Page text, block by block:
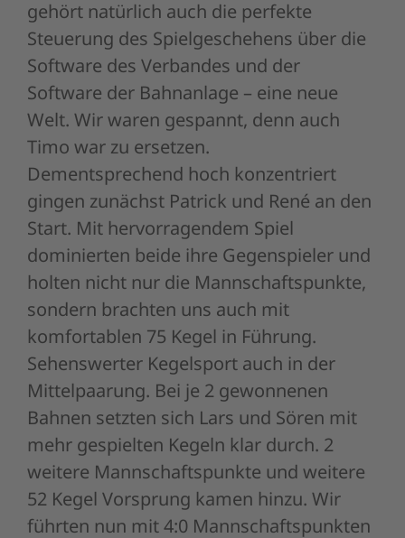
gehört natürlich auch die perfekte
Steuerung des Spielgeschehens über die
Software des Verbandes und der
Software der Bahnanlage – eine neue
Welt. Wir waren gespannt, denn auch
Timo war zu ersetzen.
Dementsprechend hoch konzentriert
gingen zunächst Patrick und René an den
Start. Mit hervorragendem Spiel
dominierten beide ihre Gegenspieler und
holten nicht nur die Mannschaftspunkte,
sondern brachten uns auch mit
komfortablen 75 Kegel in Führung.
Sehenswerter Kegelsport auch in der
Mittelpaarung. Bei je 2 gewonnenen
Bahnen setzten sich Lars und Sören mit
mehr gespielten Kegeln klar durch. 2
weitere Mannschaftspunkte und weitere
52 Kegel Vorsprung kamen hinzu. Wir
führten nun mit 4:0 Mannschaftspunkten